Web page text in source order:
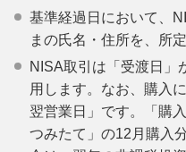
基準経過日において、
まの氏名・住所を、所
NISA取引は「受渡日」
用します。なお、購入
翌営業日」です。「購
つみたて」の12月購入